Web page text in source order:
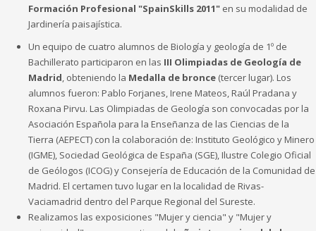
Formación Profesional "SpainSkills 2011" en su modalidad de
Jardinería paisajística.
Un equipo de cuatro alumnos de Biología y geología de 1º de
Bachillerato participaron en las III Olimpiadas de Geología de
Madrid , obteniendo la Medalla de bronce (tercer lugar). Los
alumnos fueron: Pablo Forjanes, Irene Mateos, Raúl Pradana y
Roxana Pirvu. Las Olimpiadas de Geología son convocadas por la
Asociación Española para la Enseñanza de las Ciencias de la
Tierra (AEPECT) con la colaboración de: Instituto Geológico y Minero
(IGME), Sociedad Geológica de España (SGE), Ilustre Colegio Oficial
de Geólogos (ICOG) y Consejería de Educación de la Comunidad de
Madrid. El certamen tuvo lugar en la localidad de Rivas-
Vaciamadrid dentro del Parque Regional del Sureste.
Realizamos las exposiciones "Mujer y ciencia" y "Mujer y